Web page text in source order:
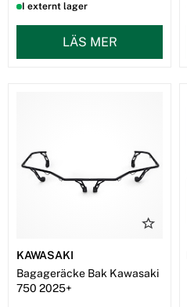
I externt lager
LÄS MER
KAWASAKI
Bagageräcke Bak Kawasaki
750 2025+